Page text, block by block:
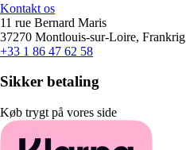
Kontakt os
11 rue Bernard Maris
37270 Montlouis-sur-Loire, Frankrig
+33 1 86 47 62 58
Sikker betaling
Køb trygt på vores side